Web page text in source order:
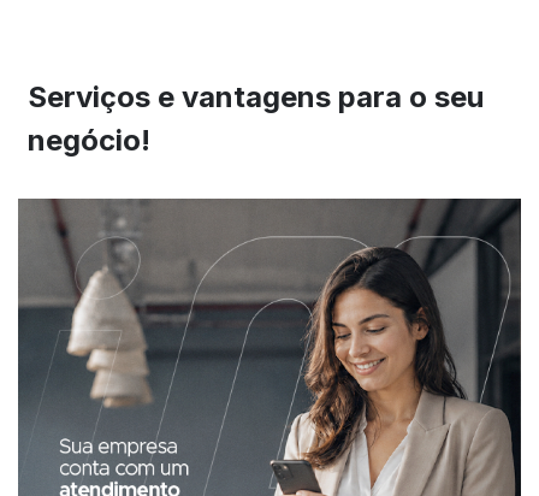
Serviços e vantagens para o seu
negócio!